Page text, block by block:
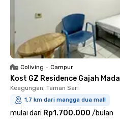
Coliving • Campur
Kost GZ Residence Gajah Mada
Keagungan, Taman Sari
1.7 km dari mangga dua mall
mulai dari Rp1.700.000 /bulan